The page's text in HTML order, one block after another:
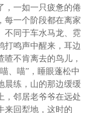
，一如一只疲惫的倦
每一个阶段都在离家
不同于车水马龙、霓
打鸣声中醒来，耳边
不肯离去的鸟儿，
、喵”，睡眼蓬松中
晨练，山的那边缓缓
，邻居老爷爷在远处
来回犁地，这时的